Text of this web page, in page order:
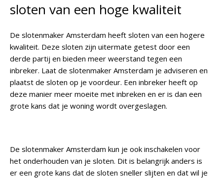
sloten van een hoge kwaliteit
De slotenmaker Amsterdam heeft sloten van een hogere
kwaliteit. Deze sloten zijn uitermate getest door een
derde partij en bieden meer weerstand tegen een
inbreker. Laat de slotenmaker Amsterdam je adviseren en
plaatst de sloten op je voordeur. Een inbreker heeft op
deze manier meer moeite met inbreken en er is dan een
grote kans dat je woning wordt overgeslagen.
De slotenmaker Amsterdam kun je ook inschakelen voor
het onderhouden van je sloten. Dit is belangrijk anders is
er een grote kans dat de sloten sneller slijten en dat wil je